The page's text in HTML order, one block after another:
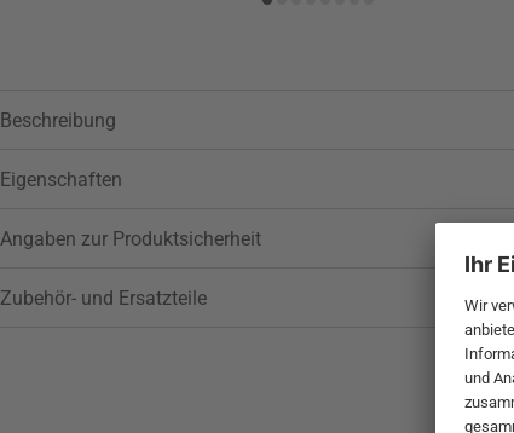
Beschreibung
Eigenschaften
Angaben zur Produktsicherheit
Zubehör- und Ersatzteile